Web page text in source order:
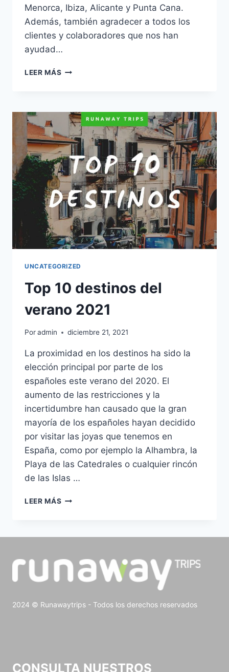
Menorca, Ibiza, Alicante y Punta Cana.
Además, también agradecer a todos los
clientes y colaboradores que nos han
ayudad…
LEER MÁS
UNCATEGORIZED
Top 10 destinos del
verano 2021
Poradmin diciembre 21, 2021
La proximidad en los destinos ha sido la
elección principal por parte de los
españoles este verano del 2020. El
aumento de las restricciones y la
incertidumbre han causado que la gran
mayoría de los españoles hayan decidido
por visitar las joyas que tenemos en
España, como por ejemplo la Alhambra, la
Playa de las Catedrales o cualquier rincón
de las Islas …
LEER MÁS
2024 © Runawaytrips - Todos los derechos reservados
CONSULTA NUESTROS